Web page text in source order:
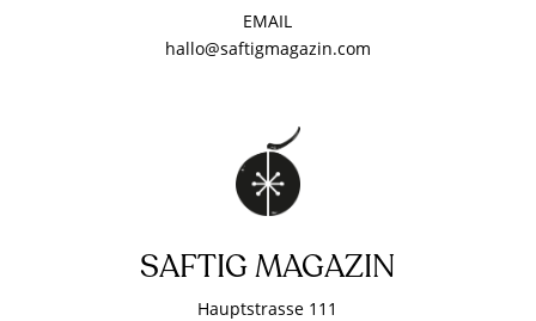
EMAIL
hallo@saftigmagazin.com
SAFTIG MAGAZIN
Hauptstrasse 111